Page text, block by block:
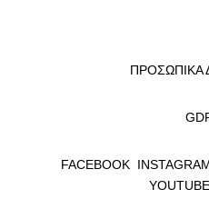
FACEBOOK
YOUTUBE